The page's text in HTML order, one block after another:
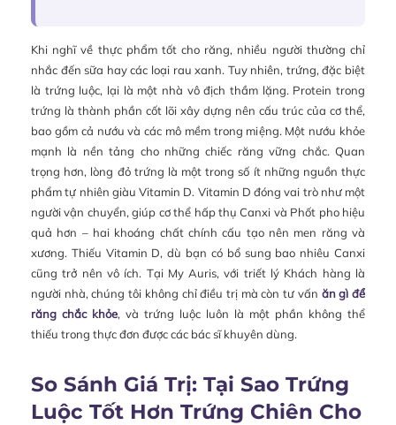
Khi nghĩ về thực phẩm tốt cho răng, nhiều người thường chỉ
nhắc đến sữa hay các loại rau xanh. Tuy nhiên, trứng, đặc biệt
là trứng luộc, lại là một nhà vô địch thầm lặng. Protein trong
trứng là thành phần cốt lõi xây dựng nên cấu trúc của cơ thể,
bao gồm cả nướu và các mô mềm trong miệng. Một nướu khỏe
mạnh là nền tảng cho những chiếc răng vững chắc. Quan
trọng hơn, lòng đỏ trứng là một trong số ít những nguồn thực
phẩm tự nhiên giàu Vitamin D. Vitamin D đóng vai trò như một
người vận chuyển, giúp cơ thể hấp thụ Canxi và Phốt pho hiệu
quả hơn – hai khoáng chất chính cấu tạo nên men răng và
xương. Thiếu Vitamin D, dù bạn có bổ sung bao nhiêu Canxi
cũng trở nên vô ích. Tại My Auris, với triết lý Khách hàng là
người nhà, chúng tôi không chỉ điều trị mà còn tư vấn ăn gì để
răng chắc khỏe, và trứng luộc luôn là một phần không thể
thiếu trong thực đơn được các bác sĩ khuyên dùng.
So Sánh Giá Trị: Tại Sao Trứng
Luộc Tốt Hơn Trứng Chiên Cho